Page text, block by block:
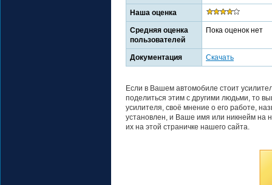
Наша оценка
Средняя оценка
пользователей
Пока оценок нет
Документация Скачать
Если в Вашем автомобиле стоит
поделиться этим с другими людьми, то
усилителя, своё мнение о его работе,
установлен, и Ваше имя или никнейм на
их на этой страничке нашего сайта.